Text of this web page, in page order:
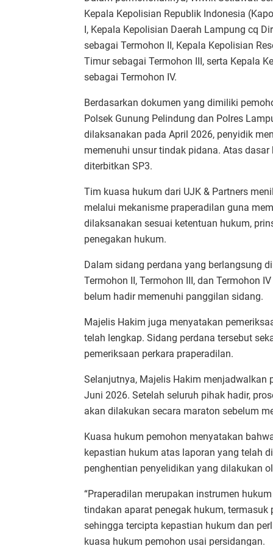
Kepala Kepolisian Republik Indonesia
I, Kepala Kepolisian Daerah Lampung cq
sebagai Termohon II, Kepala Kepolisian
Timur sebagai Termohon III, serta Kepala
sebagai Termohon IV.
Berdasarkan dokumen yang dimiliki
Polsek Gunung Pelindung dan Polres
dilaksanakan pada April 2026, penyidik
memenuhi unsur tindak pidana. Atas
diterbitkan SP3.
Tim kuasa hukum dari UJK & Partners
melalui mekanisme praperadilan guna
dilaksanakan sesuai ketentuan hukum,
penegakan hukum.
Dalam sidang perdana yang berlangsung
Termohon II, Termohon III, dan Termohon
belum hadir memenuhi panggilan sidang.
Majelis Hakim juga menyatakan
telah lengkap. Sidang perdana tersebut
pemeriksaan perkara praperadilan.
Selanjutnya, Majelis Hakim menjadwalkan
Juni 2026. Setelah seluruh pihak hadir,
akan dilakukan secara maraton sebelum
Kuasa hukum pemohon menyatakan
kepastian hukum atas laporan yang telah
penghentian penyelidikan yang dilakukan
“Praperadilan merupakan instrumen
tindakan aparat penegak hukum,
sehingga tercipta kepastian hukum dan
kuasa hukum pemohon usai persidangan.